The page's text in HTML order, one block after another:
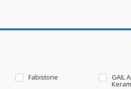
Fabistone GAIL